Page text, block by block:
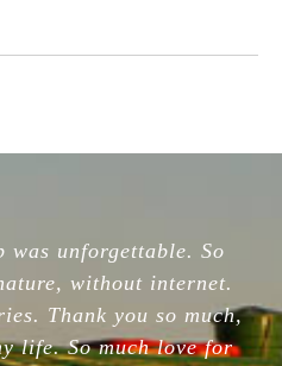
unforgettable. So
without internet.
Thank you so much,
life. So much love for